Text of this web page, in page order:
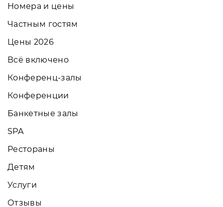
Номера и цены
Частным гостям
Цены 2026
Всё включено
Конференц-залы
Конференции
Банкетные залы
SPA
Рестораны
Детям
Услуги
Отзывы